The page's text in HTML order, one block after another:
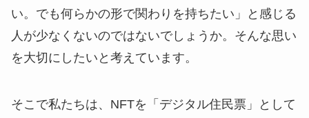
い。でも何らかの形で関わりを持ちたい」と感じる
人が少なくないのではないでしょうか。そんな思い
を大切にしたいと考えています。
そこで私たちは、NFTを「デジタル住民票」として